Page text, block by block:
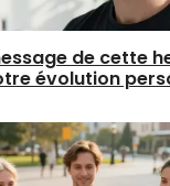
de cette
évolution